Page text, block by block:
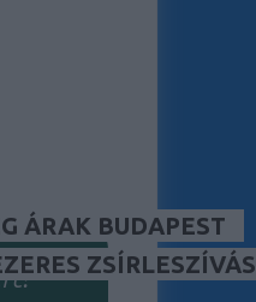
ÁRAK BUDAPEST
ZSÍRLESZÍVÁS